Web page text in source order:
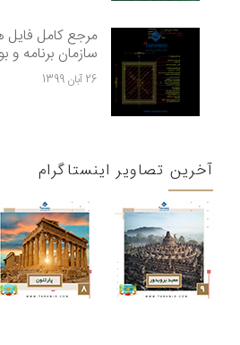
مرجع کامل فایل
سازمان
26 آبان 1399
آخرین تصاویر اینستاگرام